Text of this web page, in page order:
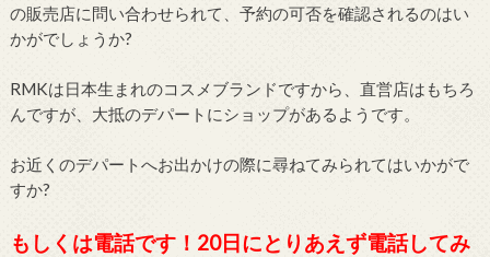
の販売店に問い合わせられて、予約の可否を確認されるのはい
かがでしょうか?
RMKは日本生まれのコスメブランドですから、直営店はもちろ
んですが、大抵のデパートにショップがあるようです。
お近くのデパートへお出かけの際に尋ねてみられてはいかがで
すか?
もしくは電話です！20日にとりあえず電話してみ